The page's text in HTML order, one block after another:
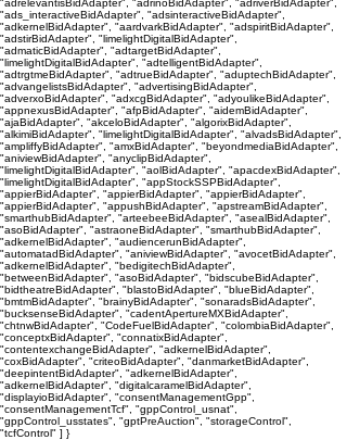
"adrelevantisBidAdapter", "adrinoBidAdapter", "adriverBidAdapter",
"ads_interactiveBidAdapter", "adsinteractiveBidAdapter",
"adkernelBidAdapter", "aardvarkBidAdapter", "adspiritBidAdapter",
"adstirBidAdapter", "limelightDigitalBidAdapter",
"admaticBidAdapter", "adtargetBidAdapter",
"limelightDigitalBidAdapter", "adtelligentBidAdapter",
"adtrgtmeBidAdapter", "adtrueBidAdapter", "aduptechBidAdapter",
"advangelistsBidAdapter", "advertisingBidAdapter",
"adverxoBidAdapter", "adxcgBidAdapter", "adyoulikeBidAdapter",
"appnexusBidAdapter", "afpBidAdapter", "aidemBidAdapter",
"ajaBidAdapter", "akceloBidAdapter", "algorixBidAdapter",
"alkimiBidAdapter", "limelightDigitalBidAdapter", "alvadsBidAdapter",
"ampliffyBidAdapter", "amxBidAdapter", "beyondmediaBidAdapter",
"aniviewBidAdapter", "anyclipBidAdapter",
"limelightDigitalBidAdapter", "aolBidAdapter", "apacdexBidAdapter",
"limelightDigitalBidAdapter", "appStockSSPBidAdapter",
"appierBidAdapter", "appierBidAdapter", "appierBidAdapter",
"appierBidAdapter", "appushBidAdapter", "apstreamBidAdapter",
"smarthubBidAdapter", "arteebeeBidAdapter", "asealBidAdapter",
"asoBidAdapter", "astraoneBidAdapter", "smarthubBidAdapter",
"adkernelBidAdapter", "audiencerunBidAdapter",
"automatadBidAdapter", "aniviewBidAdapter", "avocetBidAdapter",
"adkernelBidAdapter", "bedigitechBidAdapter",
"betweenBidAdapter", "asoBidAdapter", "bidscubeBidAdapter",
"bidtheatreBidAdapter", "blastoBidAdapter", "blueBidAdapter",
"bmtmBidAdapter", "brainyBidAdapter", "sonaradsBidAdapter",
"bucksenseBidAdapter", "cadentApertureMXBidAdapter",
"chtnwBidAdapter", "CodeFuelBidAdapter", "colombiaBidAdapter",
"conceptxBidAdapter", "connatixBidAdapter",
"contentexchangeBidAdapter", "adkernelBidAdapter",
"coxBidAdapter", "criteoBidAdapter", "danmarketBidAdapter",
"deepintentBidAdapter", "adkernelBidAdapter",
"adkernelBidAdapter", "digitalcaramelBidAdapter",
"displayioBidAdapter", "consentManagementGpp",
"consentManagementTcf", "gppControl_usnat",
"gppControl_usstates", "gptPreAuction", "storageControl",
"tcfControl" ] }